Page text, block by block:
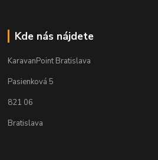
Kde nás nájdete
KaravanPoint Bratislava
Pasienková 5
821 06
Bratislava